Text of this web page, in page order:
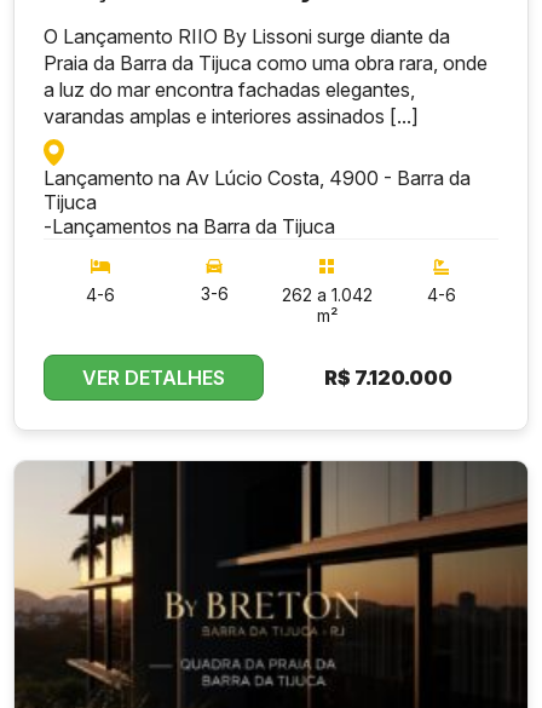
O Lançamento RIIO By Lissoni surge diante da
Praia da Barra da Tijuca como uma obra rara, onde
a luz do mar encontra fachadas elegantes,
varandas amplas e interiores assinados [...]
Lançamento na Av Lúcio Costa, 4900 - Barra da
Tijuca
-Lançamentos na Barra da Tijuca
4-6 3-6
262 a 1.042
m²
4-6
VER DETALHES R$ 7.120.000